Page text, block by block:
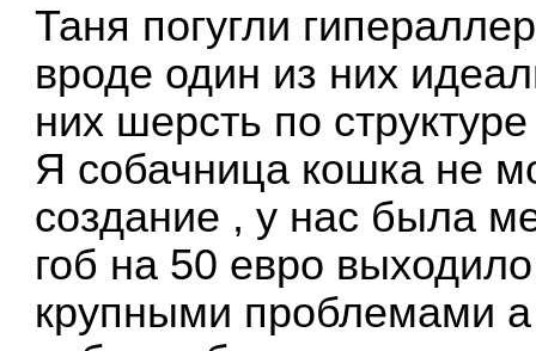
Таня погугли
вроде один из них
них шерсть по
Я собачница кошка не
создание , у нас была
гоб на 50 евро
крупными проблемами